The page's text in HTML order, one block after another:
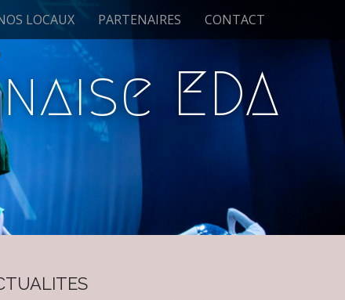
LOCAUX PARTENAIRES CONTACT
EDA